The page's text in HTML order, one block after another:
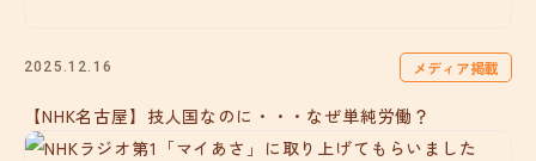
2025.12.16 メディア掲載
【NHK名古屋】技人国なのに・・・なぜ単純労働？